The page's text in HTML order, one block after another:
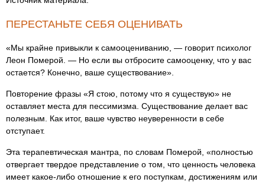
ПЕРЕСТАНЬТЕ СЕБЯ ОЦЕНИВАТЬ
«Мы крайне привыкли к самооцениванию, — говорит психолог
Леон Померой. — Но если вы отбросите самооценку, что у вас
остается? Конечно, ваше существование».
Повторение фразы «Я стою, потому что я существую» не
оставляет места для пессимизма. Существование делает вас
полезным. Как итог, ваше чувство неуверенности в себе
отступает.
Эта терапевтическая мантра, по словам Померой, «полностью
отвергает твердое представление о том, что ценность человека
имеет какое-либо отношение к его поступкам, достижениям или